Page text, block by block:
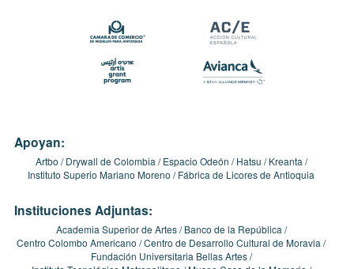
Apoyan:
Artbo Drywall de Colombia Espacio Odeón Hatsu
Kreanta
Instituto Superio Mariano Moreno
Fábrica de Licores de Antioquia
Instituciones Adjuntas:
Academia Superior de Artes
Banco de la República
Centro Colombo Americano Centro de Desarrollo Cultural de Moravia
Fundación Universitaria Bellas Artes